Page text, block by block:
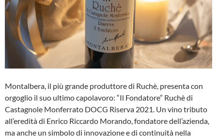
Montalbera, il più grande produttore di Ruchè, presenta con
orgoglio il suo ultimo capolavoro: “Il Fondatore” Ruchè di
Castagnole Monferrato DOCG Riserva 2021. Un vino tributo
all’eredità di Enrico Riccardo Morando, fondatore dell’azienda,
ma anche un simbolo di innovazione e di continuità nella